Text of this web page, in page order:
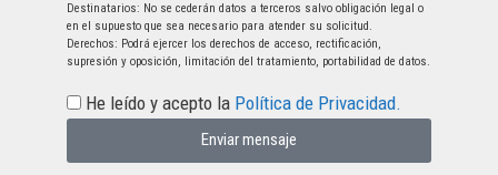
Destinatarios: No se cederán datos a terceros salvo obligación legal o
en el supuesto que sea necesario para atender su solicitud.
Derechos: Podrá ejercer los derechos de acceso, rectificación,
supresión y oposición, limitación del tratamiento, portabilidad de datos.
He leído y acepto la Política de Privacidad.
Enviar mensaje